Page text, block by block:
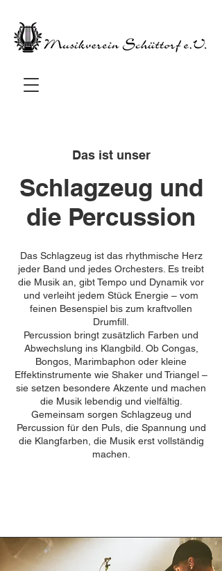
Das ist unser
Schlagzeug und
die Percussion
Das Schlagzeug ist das rhythmische Herz
jeder Band und jedes Orchesters. Es treibt
die Musik an, gibt Tempo und Dynamik vor
und verleiht jedem Stück Energie – vom
feinen Besenspiel bis zum kraftvollen
Drumfill.
Percussion bringt zusätzlich Farben und
Abwechslung ins Klangbild. Ob Congas,
Bongos, Marimbaphon oder kleine
Effektinstrumente wie Shaker und Triangel –
sie setzen besondere Akzente und machen
die Musik lebendig und vielfältig.
Gemeinsam sorgen Schlagzeug und
Percussion für den Puls, die Spannung und
die Klangfarben, die Musik erst vollständig
machen.